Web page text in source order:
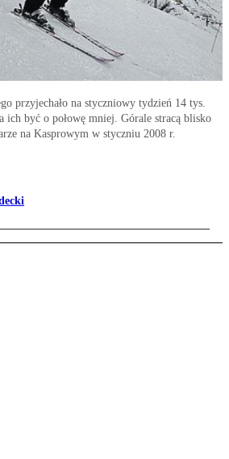
przyjechało na styczniowy tydzień 14 tys.
ich być o połowę mniej. Górale stracą blisko
na Kasprowym w styczniu 2008 r.